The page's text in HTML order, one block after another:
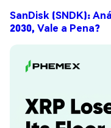
SanDisk (SNDK):
2030, Vale a Pena?